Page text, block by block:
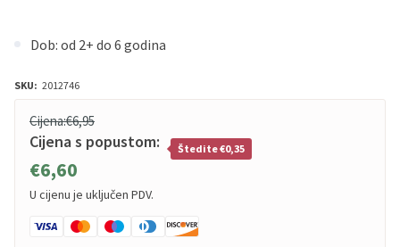
Dob: od 2+ do 6 godina
SKU: 2012746
Cijena:€6,95
Cijena s popustom:
€6,60
Štedite €0,35
U cijenu je uključen PDV.